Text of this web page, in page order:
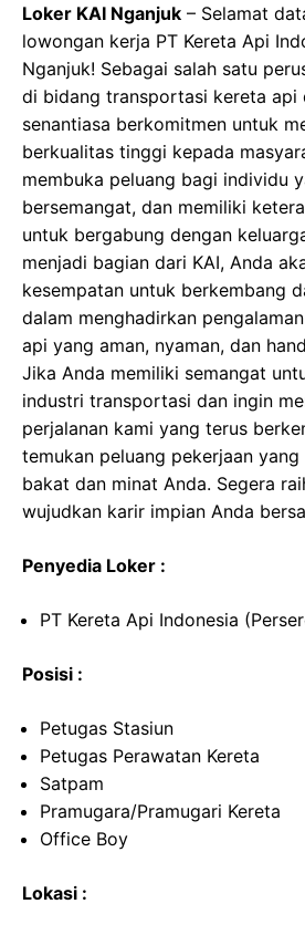
Loker KAI Nganjuk – Selamat
lowongan kerja PT Kereta Api
Nganjuk! Sebagai salah satu
di bidang transportasi kereta api
senantiasa berkomitmen untuk
berkualitas tinggi kepada
membuka peluang bagi individu
bersemangat, dan memiliki
untuk bergabung dengan
menjadi bagian dari KAI, Anda
kesempatan untuk berkembang
dalam menghadirkan
api yang aman, nyaman, dan
Jika Anda memiliki semangat
industri transportasi dan ingin
perjalanan kami yang terus
temukan peluang pekerjaan yang
bakat dan minat Anda. Segera
wujudkan karir impian Anda
Penyedia Loker :
PT Kereta Api Indonesia
Posisi :
Petugas Stasiun
Petugas Perawatan Kereta
Satpam
Pramugara/Pramugari Kereta
Office Boy
Lokasi :